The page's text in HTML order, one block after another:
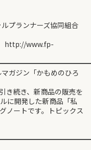
ンナーズ協同組合
ガジン「かもめのひろ
き続き、新商品の販売を
に開発した新商品「私
ノートです。トピックス